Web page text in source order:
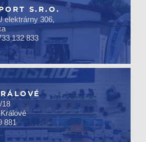
S.R.O.
elektrárny 306,
132 833
18
881